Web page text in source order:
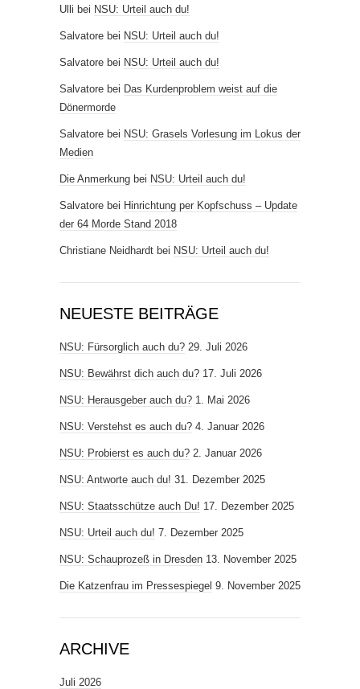
Ulli bei NSU: Urteil auch du!
Salvatore bei NSU: Urteil auch du!
Salvatore bei NSU: Urteil auch du!
Salvatore bei Das Kurdenproblem weist auf die
Dönermorde
Salvatore bei NSU: Grasels Vorlesung im Lokus der
Medien
Die Anmerkung bei NSU: Urteil auch du!
Salvatore bei Hinrichtung per Kopfschuss – Update
der 64 Morde Stand 2018
Christiane Neidhardt bei NSU: Urteil auch du!
NEUESTE BEITRÄGE
NSU: Fürsorglich auch du? 29. Juli 2026
NSU: Bewährst dich auch du? 17. Juli 2026
NSU: Herausgeber auch du? 1. Mai 2026
NSU: Verstehst es auch du? 4. Januar 2026
NSU: Probierst es auch du? 2. Januar 2026
NSU: Antworte auch du! 31. Dezember 2025
NSU: Staatsschütze auch Du! 17. Dezember 2025
NSU: Urteil auch du! 7. Dezember 2025
NSU: Schauprozeß in Dresden 13. November 2025
Die Katzenfrau im Pressespiegel 9. November 2025
ARCHIVE
Juli 2026